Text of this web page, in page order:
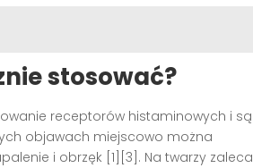
stosować?
receptorów histaminowych i są
objawach miejscowo można
i obrzęk [1][3]. Na twarzy zaleca